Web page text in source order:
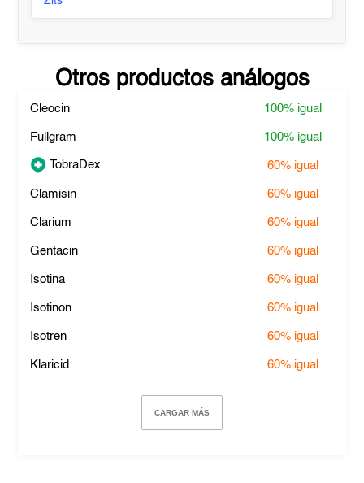
Otros productos análogos
Cleocin 100% igual
Fullgram 100% igual
TobraDex 60% igual
Clamisin 60% igual
Clarium 60% igual
Gentacin 60% igual
Isotina 60% igual
Isotinon 60% igual
Isotren 60% igual
Klaricid 60% igual
CARGAR MÁS